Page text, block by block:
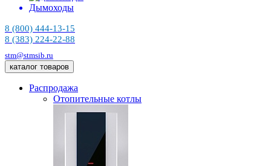
Дымоходы
8 (800) 444-13-15
8 (383) 224-22-88
stm@stmsib.ru
каталог товаров
Распродажа
Отопительные котлы